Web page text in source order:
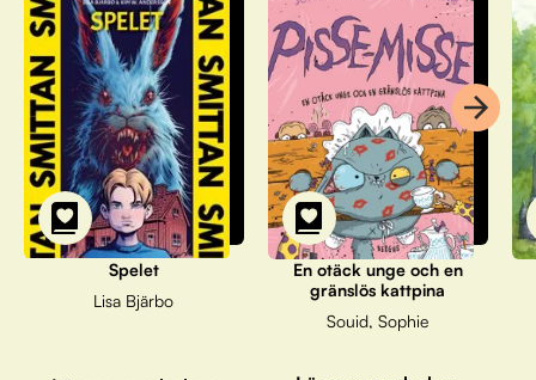
Spelet
Lisa Bjärbo
En otäck unge och en
gränslös kattpina
Souid, Sophie